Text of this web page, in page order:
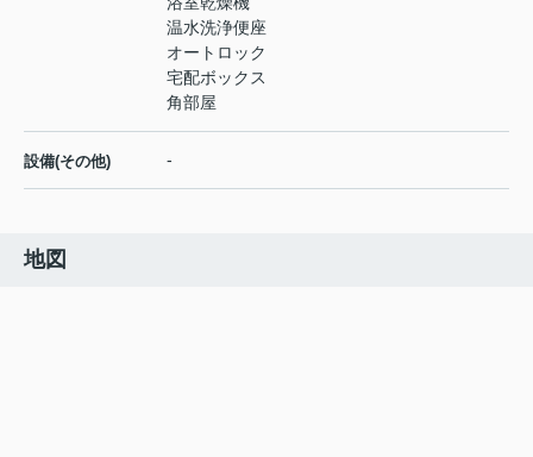
温水洗浄便座
オートロック
宅配ボックス
角部屋
設備(その他) -
地図